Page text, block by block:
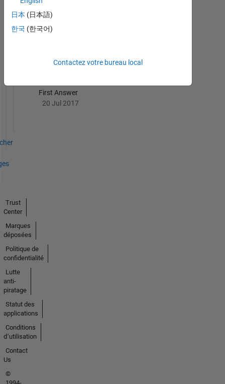
Revival Level 1
First Answer
20 Jul 2017
日本 (日本語)
한국 (한국어)
Contactez votre bureau local
Trust
Center
Marques
déposées
Politique de
confidentialité
Lutte
anti-
piratage
Statut des
applications
Conditions
d՚utilisation
Contact
Us
©
1994-